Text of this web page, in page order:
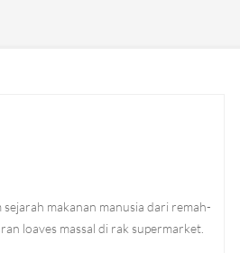
makanan manusia dari remah-
loaves massal di rak supermarket.